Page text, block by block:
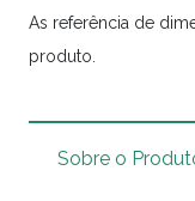
As referência de
produto.
Sobre o